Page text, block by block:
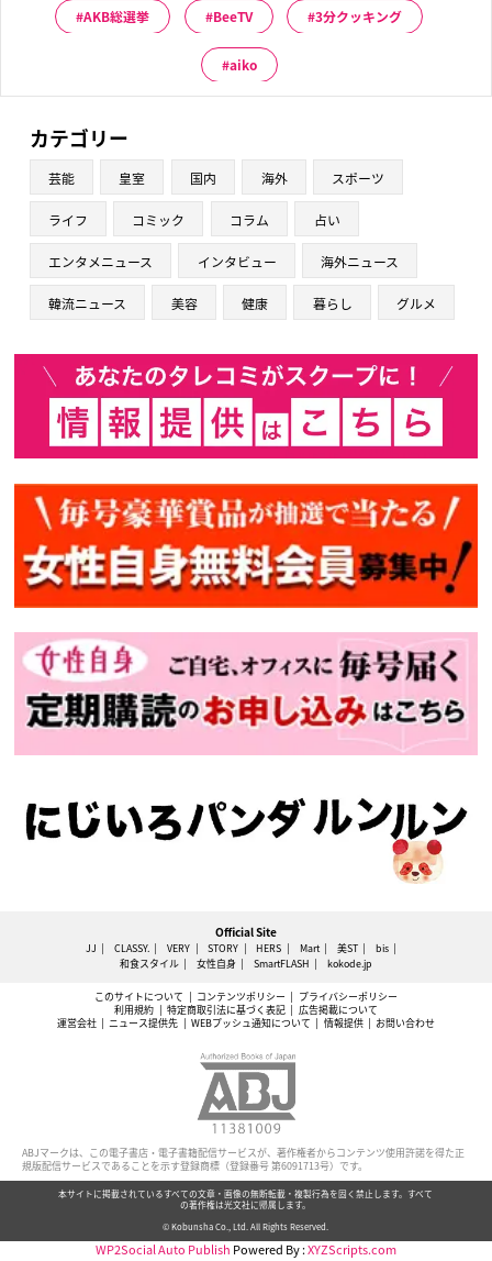
AKB総選挙 BeeTV 3分クッキング
aiko
カテゴリー
芸能 皇室 国内 海外 スポーツ
ライフ コミック コラム 占い
エンタメニュース インタビュー 海外ニュース
韓流ニュース 美容 健康 暮らし グルメ
Official Site
JJ CLASSY. VERY STORY HERS Mart 美ST
bis
和食スタイル
女性自身 SmartFLASH kokode.jp
このサイトについて コンテンツポリシー
プライバシーポリシー
利用規約
特定商取引法に基づく表記
広告掲載について
運営会社
ニュース提供先 WEBプッシュ通知について 情報提供 お問い合わせ
ABJマークは、この電子書店・電子書籍配信サービスが、著作権者からコンテンツ使用許諾を得た正
規版配信サービスであることを示す登録商標（登録番号 第6091713号）です。
本サイトに掲載されているすべての文章・画像の無断転載・複製行為を固く禁止します。すべて
の著作権は光文社に帰属します。
© Kobunsha Co., Ltd. All Rights Reserved.
WP2Social Auto Publish Powered By :XYZScripts.com